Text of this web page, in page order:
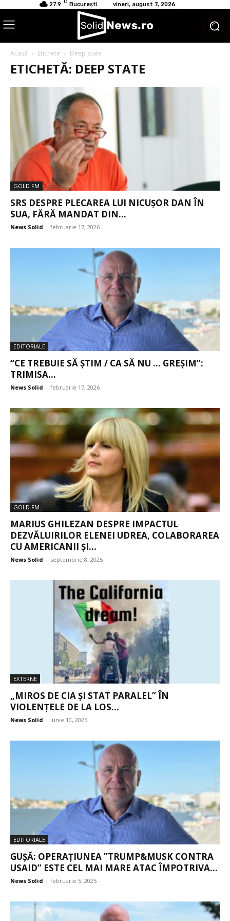
27.9 C București vineri, august 7, 2026
Acasă Etichete Deep state
ETICHETĂ: DEEP STATE
GOLD FM
SRS DESPRE PLECAREA LUI NICUȘOR DAN ÎN
SUA, FĂRĂ MANDAT DIN...
News Solid - februarie 17, 2026
EDITORIALE
“CE TREBUIE SĂ ȘTIM / CA SĂ NU … GREȘIM”:
TRIMISA...
News Solid - februarie 17, 2026
GOLD FM
MARIUS GHILEZAN DESPRE IMPACTUL
DEZVĂLUIRILOR ELENEI UDREA, COLABORAREA
CU AMERICANII ȘI...
News Solid - septembrie 8, 2025
EXTERNE
„MIROS DE CIA ȘI STAT PARALEL” ÎN
VIOLENȚELE DE LA LOS...
News Solid - iunie 10, 2025
EDITORIALE
GUȘĂ: OPERAȚIUNEA ”TRUMP&MUSK CONTRA
USAID” ESTE CEL MAI MARE ATAC ÎMPOTRIVA...
News Solid - februarie 5, 2025